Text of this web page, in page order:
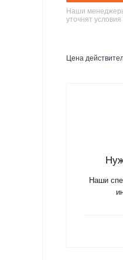
Наши
уточнят условия
Цена
Наши